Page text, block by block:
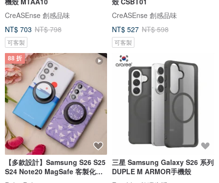
CreASEnse 創感品味
NT$ 703 NT$ 798
可客製
CreASEnse 創感品味
NT$ 527 NT$ 598
可客製
88 折
【多款設計】Samsung S26 S25
S24 Note20 MagSafe 客製化手
機殼
三星 Samsung Galaxy S26 系列
DUPLE M ARMOR手機殼